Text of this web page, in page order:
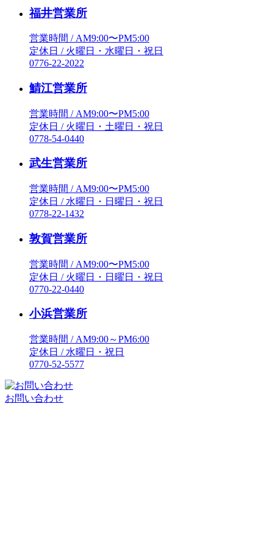
福井営業所
営業時間 / AM9:00〜PM5:00
定休日 / 火曜日・水曜日・祝日
0776-22-2022
鯖江営業所
営業時間 / AM9:00〜PM5:00
定休日 / 火曜日・土曜日・祝日
0778-54-0440
武生営業所
営業時間 / AM9:00〜PM5:00
定休日 / 水曜日・日曜日・祝日
0778-22-1432
敦賀営業所
営業時間 / AM9:00〜PM5:00
定休日 / 火曜日・日曜日・祝日
0770-22-0440
小浜営業所
営業時間 / AM9:00～PM6:00
定休日 / 水曜日・祝日
0770-52-5577
お問い合わせ